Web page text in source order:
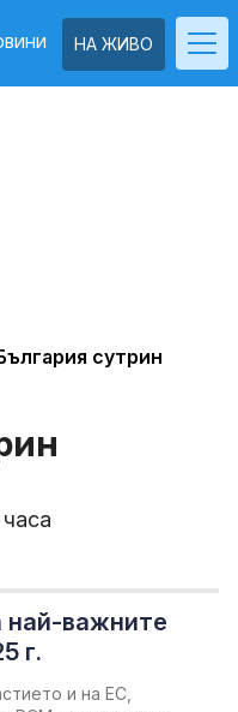
НА ЖИВО
сутрин
най-важните
г.
и на ЕС,